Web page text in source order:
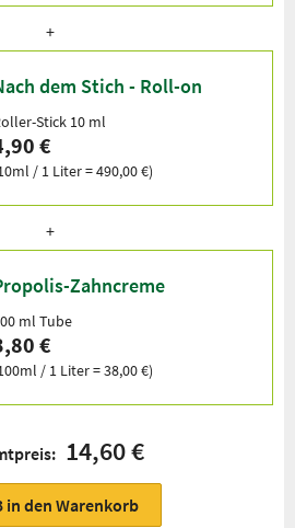
dem Stich - Roll-on
Stick 10 ml
€
/ 1 Liter = 490,00 €)
Zahncreme
ml Tube
€
/ 1 Liter = 38,00 €)
14,60 €
in den Warenkorb